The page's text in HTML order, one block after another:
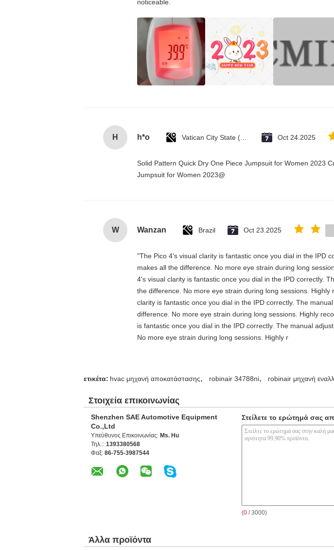
noticeable.
H h*o Oct 24.2025
Solid Pattern Quick Dry One Piece Jumpsuit for Women 2023
Jumpsuit for Women 2023@
W Wanzan Brazil Oct 23.2025
"The Pico 4's visual clarity is fantastic once you dial in the IPD
makes all the difference. No more eye strain during long
4's visual clarity is fantastic once you dial in the IPD correctly.
the difference. No more eye strain during long sessions.
clarity is fantastic once you dial in the IPD correctly. The
difference. No more eye strain during long sessions. Highly
is fantastic once you dial in the IPD correctly. The manual
No more eye strain during long sessions. Highly r
ετικέτα: hvac μηχανή αποκατάστασης, robinair 34788ni, robinair μηχανή
Στοιχεία επικοινωνίας
Shenzhen SAE Automotive Equipment
Co.,Ltd
Υπεύθυνος Επικοινωνίας: Ms. Hu
Τηλ.:: 1393380568
Φαξ: 86-755-3987544
Στείλετε το ερώτημά σας
(0 / 3000)
Άλλα προϊόντα